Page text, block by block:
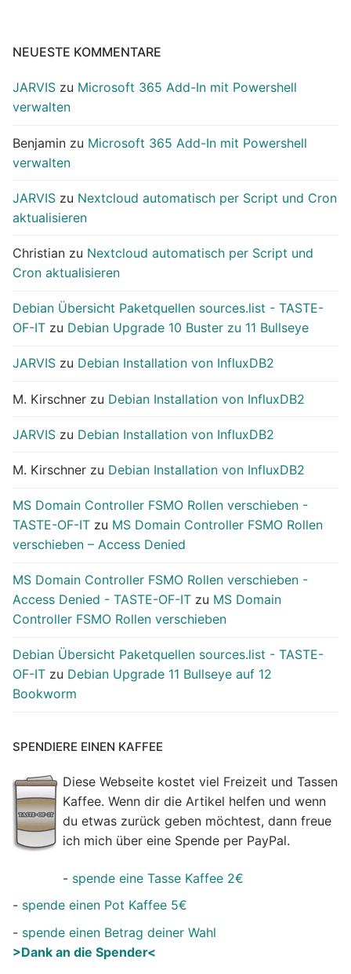
NEUESTE KOMMENTARE
JARVIS zu Microsoft 365 Add-In mit Powershell
verwalten
Benjamin zu Microsoft 365 Add-In mit Powershell
verwalten
JARVIS zu Nextcloud automatisch per Script und Cron
aktualisieren
Christian zu Nextcloud automatisch per Script und
Cron aktualisieren
Debian Übersicht Paketquellen sources.list - TASTE-
OF-IT zu Debian Upgrade 10 Buster zu 11 Bullseye
JARVIS zu Debian Installation von InfluxDB2
M. Kirschner zu Debian Installation von InfluxDB2
JARVIS zu Debian Installation von InfluxDB2
M. Kirschner zu Debian Installation von InfluxDB2
MS Domain Controller FSMO Rollen verschieben -
TASTE-OF-IT zu MS Domain Controller FSMO Rollen
verschieben – Access Denied
MS Domain Controller FSMO Rollen verschieben -
Access Denied - TASTE-OF-IT zu MS Domain
Controller FSMO Rollen verschieben
Debian Übersicht Paketquellen sources.list - TASTE-
OF-IT zu Debian Upgrade 11 Bullseye auf 12
Bookworm
SPENDIERE EINEN KAFFEE
Diese Webseite kostet viel Freizeit und Tassen
Kaffee. Wenn dir die Artikel helfen und wenn
du etwas zurück geben möchtest, dann freue
ich mich über eine Spende per PayPal.
- spende eine Tasse Kaffee 2€
- spende einen Pot Kaffee 5€
- spende einen Betrag deiner Wahl
>Dank an die Spender<